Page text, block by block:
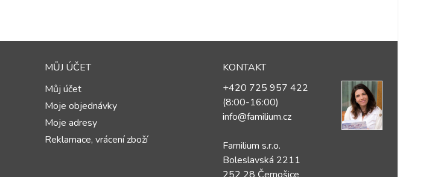
MŮJ ÚČET
Můj účet
Moje objednávky
Moje adresy
Reklamace, vrácení zboží
KONTAKT
+420 725 957 422
(8:00-16:00)
info@familium.cz
Familium s.r.o.
Boleslavská 2211